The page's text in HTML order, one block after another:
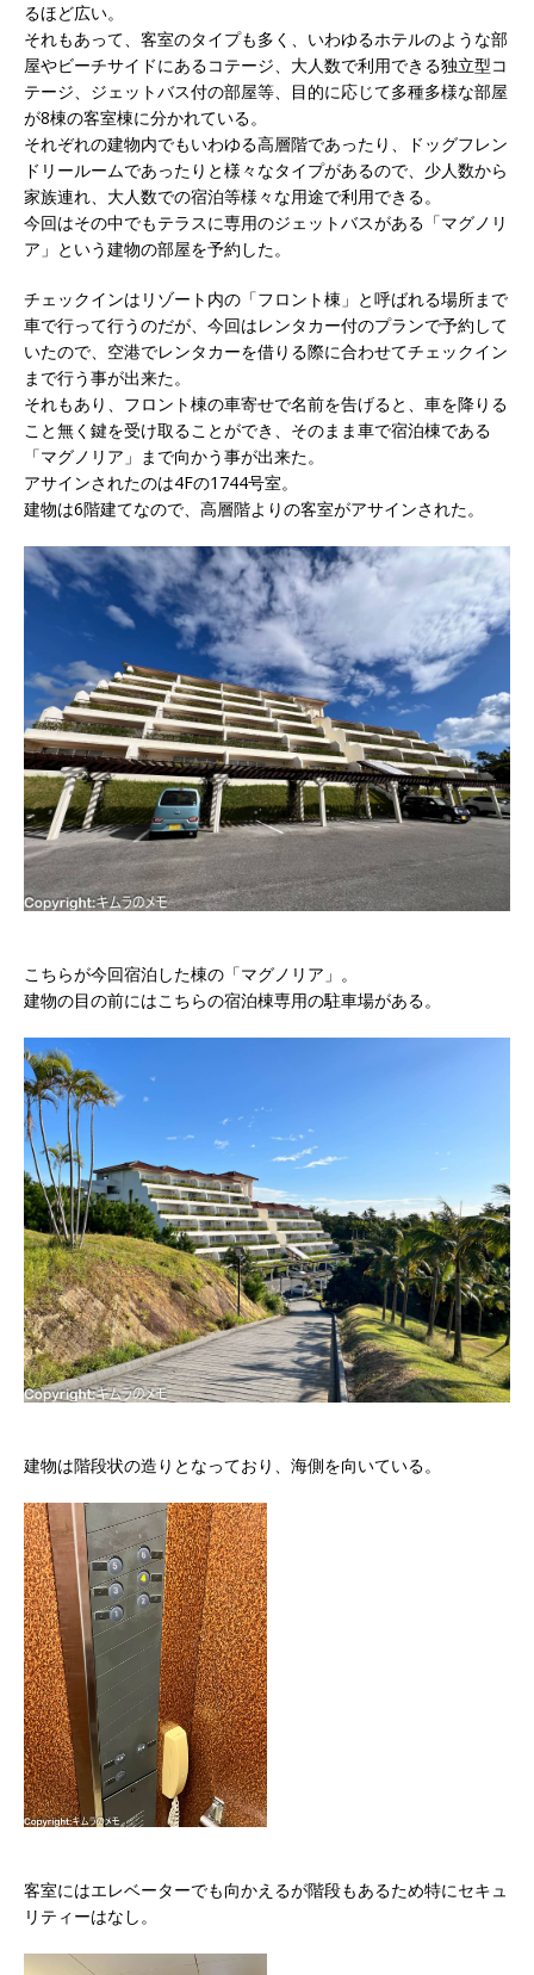
るほど広い。
それもあって、客室のタイプも多く、いわゆるホテルのような部
屋やビーチサイドにあるコテージ、大人数で利用できる独立型コ
テージ、ジェットバス付の部屋等、目的に応じて多種多様な部屋
が8棟の客室棟に分かれている。
それぞれの建物内でもいわゆる高層階であったり、ドッグフレン
ドリールームであったりと様々なタイプがあるので、少人数から
家族連れ、大人数での宿泊等様々な用途で利用できる。
今回はその中でもテラスに専用のジェットバスがある「マグノリ
ア」という建物の部屋を予約した。
チェックインはリゾート内の「フロント棟」と呼ばれる場所まで
車で行って行うのだが、今回はレンタカー付のプランで予約して
いたので、空港でレンタカーを借りる際に合わせてチェックイン
まで行う事が出来た。
それもあり、フロント棟の車寄せで名前を告げると、車を降りる
こと無く鍵を受け取ることができ、そのまま車で宿泊棟である
「マグノリア」まで向かう事が出来た。
アサインされたのは4Fの1744号室。
建物は6階建てなので、高層階よりの客室がアサインされた。
こちらが今回宿泊した棟の「マグノリア」。
建物の目の前にはこちらの宿泊棟専用の駐車場がある。
建物は階段状の造りとなっており、海側を向いている。
客室にはエレベーターでも向かえるが階段もあるため特にセキュ
リティーはなし。